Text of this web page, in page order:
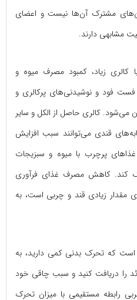
مشترک آن‌ها نیست و اعضای
مشابهی‌ دارند.
کالری زیاد، کمبود مصرف میوه و
فود و نوشیدنی‌های پرکالری و
می‌شود. کالری حاصل از الکل و‌ سایر
قندی می‌توانند سبب افزایش
پرچرب با میوه و سبزیجات
کند. کاهش مصرف غذای فرآوری
مقدار زیادی قند و چربی است، به
که تحرک بدنی کمی دارید، به
را دریافت کنید و سبب چاقی خود
رابطه مستقیمی با میزان تحرک